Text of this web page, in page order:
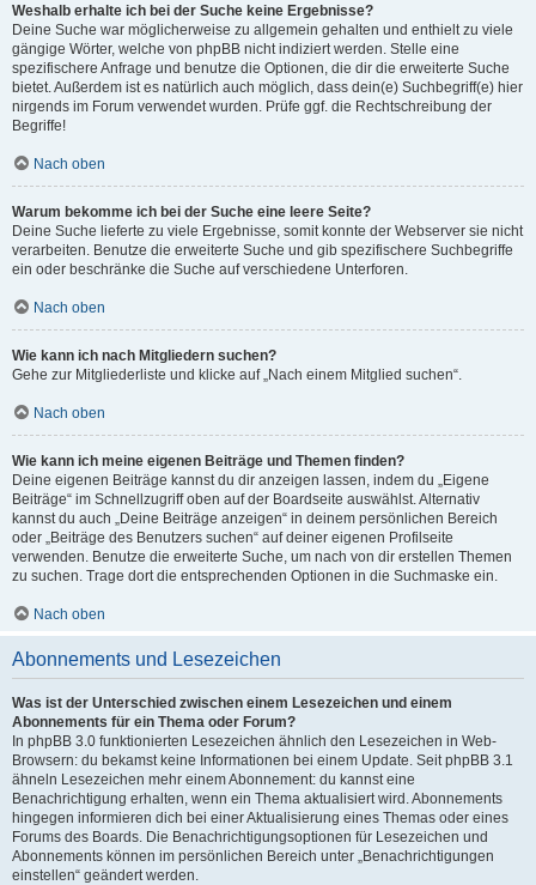
Weshalb erhalte ich bei der Suche keine Ergebnisse?
Deine Suche war möglicherweise zu allgemein gehalten und enthielt zu viele
gängige Wörter, welche von phpBB nicht indiziert werden. Stelle eine
spezifischere Anfrage und benutze die Optionen, die dir die erweiterte Suche
bietet. Außerdem ist es natürlich auch möglich, dass dein(e) Suchbegriff(e) hier
nirgends im Forum verwendet wurden. Prüfe ggf. die Rechtschreibung der
Begriffe!
Nach oben
Warum bekomme ich bei der Suche eine leere Seite?
Deine Suche lieferte zu viele Ergebnisse, somit konnte der Webserver sie nicht
verarbeiten. Benutze die erweiterte Suche und gib spezifischere Suchbegriffe
ein oder beschränke die Suche auf verschiedene Unterforen.
Nach oben
Wie kann ich nach Mitgliedern suchen?
Gehe zur Mitgliederliste und klicke auf „Nach einem Mitglied suchen“.
Nach oben
Wie kann ich meine eigenen Beiträge und Themen finden?
Deine eigenen Beiträge kannst du dir anzeigen lassen, indem du „Eigene
Beiträge“ im Schnellzugriff oben auf der Boardseite auswählst. Alternativ
kannst du auch „Deine Beiträge anzeigen“ in deinem persönlichen Bereich
oder „Beiträge des Benutzers suchen“ auf deiner eigenen Profilseite
verwenden. Benutze die erweiterte Suche, um nach von dir erstellen Themen
zu suchen. Trage dort die entsprechenden Optionen in die Suchmaske ein.
Nach oben
Abonnements und Lesezeichen
Was ist der Unterschied zwischen einem Lesezeichen und einem
Abonnements für ein Thema oder Forum?
In phpBB 3.0 funktionierten Lesezeichen ähnlich den Lesezeichen in Web-
Browsern: du bekamst keine Informationen bei einem Update. Seit phpBB 3.1
ähneln Lesezeichen mehr einem Abonnement: du kannst eine
Benachrichtigung erhalten, wenn ein Thema aktualisiert wird. Abonnements
hingegen informieren dich bei einer Aktualisierung eines Themas oder eines
Forums des Boards. Die Benachrichtigungsoptionen für Lesezeichen und
Abonnements können im persönlichen Bereich unter „Benachrichtigungen
einstellen“ geändert werden.